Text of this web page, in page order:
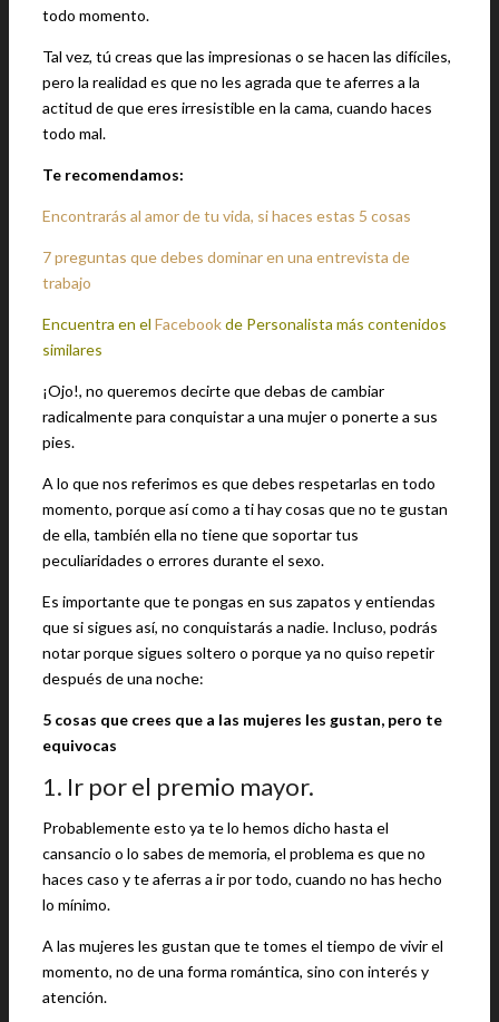
todo momento.
Tal vez, tú creas que las impresionas o se hacen las difíciles,
pero la realidad es que no les agrada que te aferres a la
actitud de que eres irresistible en la cama, cuando haces
todo mal.
Te recomendamos:
Encontrarás al amor de tu vida, si haces estas 5 cosas
7 preguntas que debes dominar en una entrevista de
trabajo
Encuentra en el Facebookde Personalista más contenidos
similares
¡Ojo!, no queremos decirte que debas de cambiar
radicalmente para conquistar a una mujer o ponerte a sus
pies.
A lo que nos referimos es que debes respetarlas en todo
momento, porque así como a ti hay cosas que no te gustan
de ella, también ella no tiene que soportar tus
peculiaridades o errores durante el sexo.
Es importante que te pongas en sus zapatos y entiendas
que si sigues así, no conquistarás a nadie. Incluso, podrás
notar porque sigues soltero o porque ya no quiso repetir
después de una noche:
5 cosas que crees que a las mujeres les gustan, pero te
equivocas
1. Ir por el premio mayor.
Probablemente esto ya te lo hemos dicho hasta el
cansancio o lo sabes de memoria, el problema es que no
haces caso y te aferras a ir por todo, cuando no has hecho
lo mínimo.
A las mujeres les gustan que te tomes el tiempo de vivir el
momento, no de una forma romántica, sino con interés y
atención.